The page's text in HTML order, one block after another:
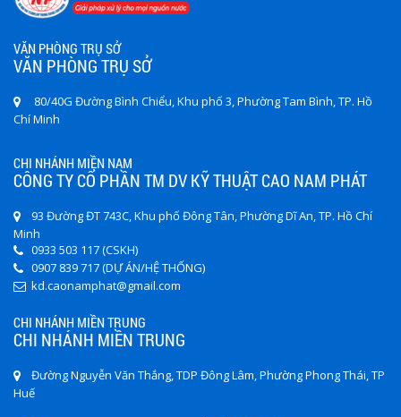
VĂN PHÒNG TRỤ SỞ
VĂN PHÒNG TRỤ SỞ
80/40G Đường Bình Chiểu, Khu phố 3, Phường Tam Bình, TP. Hồ
Chí Minh
CHI NHÁNH MIỀN NAM
CÔNG TY CỔ PHẦN TM DV KỸ THUẬT CAO NAM PHÁT
93 Đường ĐT 743C, Khu phố Đông Tân, Phường Dĩ An, TP. Hồ Chí
Minh
0933 503 117 (CSKH)
0907 839 717 (DỰ ÁN/HỆ THỐNG)
kd.caonamphat@gmail.com
CHI NHÁNH MIỀN TRUNG
CHI NHÁNH MIỀN TRUNG
Đường Nguyễn Văn Thắng, TDP Đông Lâm, Phường Phong Thái, TP
Huế